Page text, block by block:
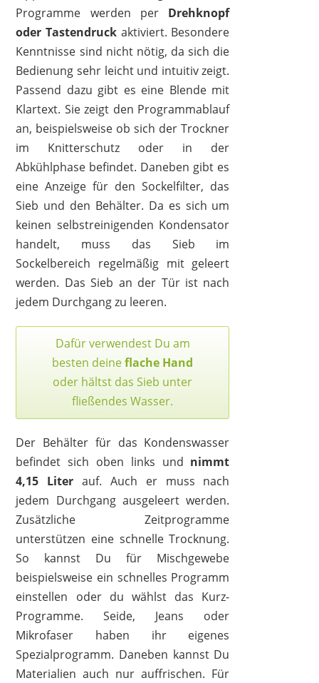
Programme werden per Drehknopf
oder Tastendruck aktiviert. Besondere
Kenntnisse sind nicht nötig, da sich die
Bedienung sehr leicht und intuitiv zeigt.
Passend dazu gibt es eine Blende mit
Klartext. Sie zeigt den Programmablauf
an, beispielsweise ob sich der Trockner
im Knitterschutz oder in der
Abkühlphase befindet. Daneben gibt es
eine Anzeige für den Sockelfilter, das
Sieb und den Behälter. Da es sich um
keinen selbstreinigenden Kondensator
handelt, muss das Sieb im
Sockelbereich regelmäßig mit geleert
werden. Das Sieb an der Tür ist nach
jedem Durchgang zu leeren.
Dafür verwendest Du am
besten deineflache Hand
oder hältst das Sieb unter
fließendes Wasser.
Der Behälter für das Kondenswasser
befindet sich oben links und nimmt
4,15 Liter auf. Auch er muss nach
jedem Durchgang ausgeleert werden.
Zusätzliche Zeitprogramme
unterstützen eine schnelle Trocknung.
So kannst Du für Mischgewebe
beispielsweise ein schnelles Programm
einstellen oder du wählst das Kurz-
Programme. Seide, Jeans oder
Mikrofaser haben ihr eigenes
Spezialprogramm. Daneben kannst Du
Materialien auch nur auffrischen. Für